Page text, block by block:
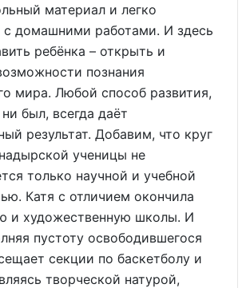
материал и легко
с домашними работами. И здесь
ребёнка – открыть и
познания
мира. Любой способ развития,
был, всегда даёт
результат. Добавим, что круг
ученицы не
только научной и учебной
Катя с отличием окончила
и художественную школы. И
пустоту освободившегося
секции по баскетболу и
творческой натурой,